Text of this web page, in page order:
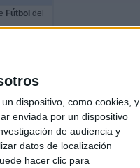
dispositivo, como cookies, y
enviada por un dispositivo
de audiencia y
datos de localización
hacer clic para
Fútbol del
Elite por